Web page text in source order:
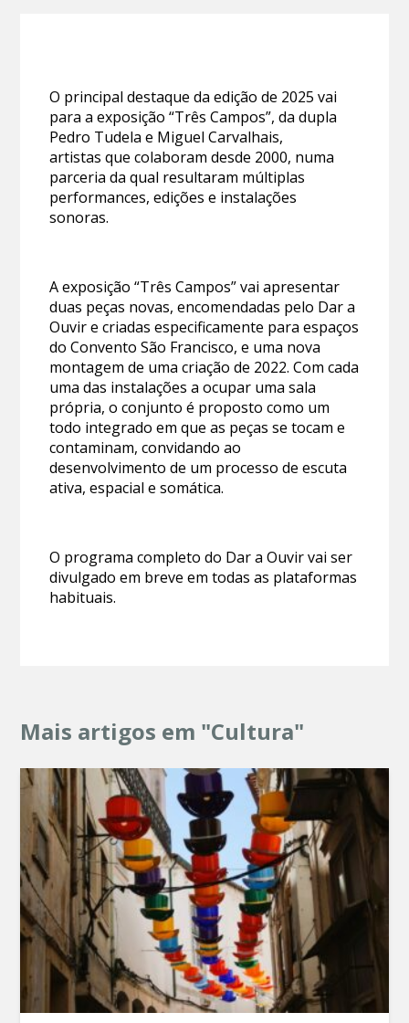
O principal destaque da edição de 2025 vai
para a exposição “Três Campos”, da dupla
Pedro Tudela e Miguel Carvalhais,
artistas que colaboram desde 2000, numa
parceria da qual resultaram múltiplas
performances, edições e instalações
sonoras.
A exposição “Três Campos” vai apresentar
duas peças novas, encomendadas pelo Dar a
Ouvir e criadas especificamente para espaços
do Convento São Francisco, e uma nova
montagem de uma criação de 2022. Com cada
uma das instalações a ocupar uma sala
própria, o conjunto é proposto como um
todo integrado em que as peças se tocam e
contaminam, convidando ao
desenvolvimento de um processo de escuta
ativa, espacial e somática.
O programa completo do Dar a Ouvir vai ser
divulgado em breve em todas as plataformas
habituais.
Mais artigos em "Cultura"